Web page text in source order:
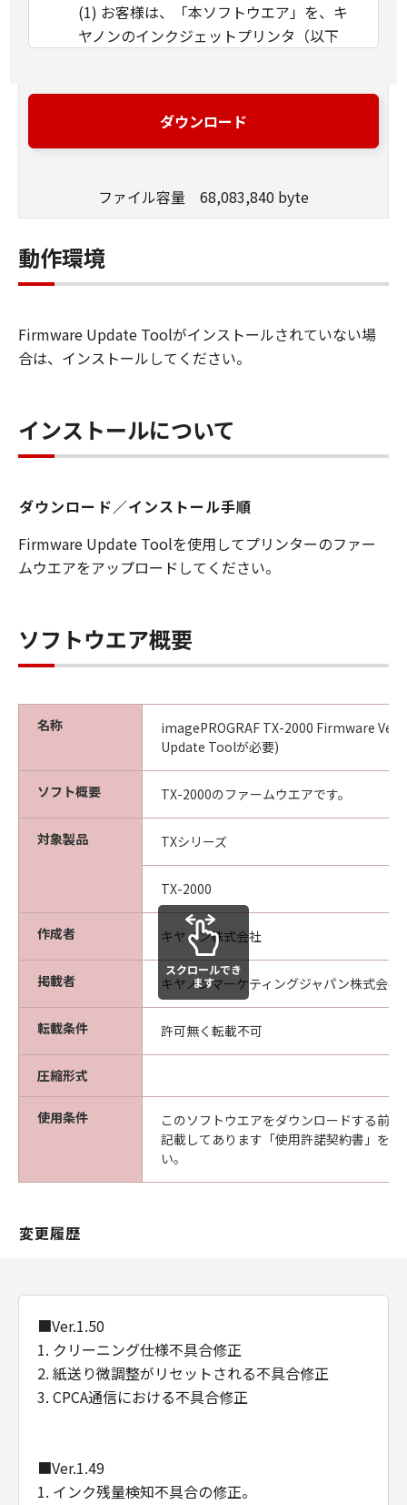
(1) お客様は、「本ソフトウエア」を、キ
ヤノンのインクジェットプリンタ（以下
とは、「許諾ソフトウエア」をコンピュー
タの記憶媒体上にインストールすること、
と、アクセスすること、読み出すこと、も
しくは実行することのいずれも含むものと
します）することができます。お客様はま
た、お客様が「プリンタ」を使用すること
に、本契約の条件の下で、「許諾ソフトウ
エア」を使用させることができます。その
べての責任を負っていただくものとしま
す。 (2) お客様は、再使用許諾、譲渡、頒
「本ソフトウエア」を使用もしくは利用さ
せることはできません。
(3) お客様は、「本ソフトウエア」の全部
または一部を修正、改変、リバース・エン
ンブル等することはできません。また第三
者にこのような行為をさせてはなりませ
ん。
(4) 本契約に明示的に定める場合を除き、
キヤノンは「本ソフトウエア」に関する知
的財産権のいかなる権利もお客様に付与す
るものではありません。
所有権
権限及び所有権は、その内容によりキヤノ
「許諾ソフトウエア」が、CD-ROM等の記
憶媒体に格納されて提供されている場合、
キヤノンは、お客様が「許諾ソフトウエ
ア」を購入した日から90日の間、「許諾ソ
フトウエア」が格納されている記憶媒体
（以下「メディア」と言います）に物理的
な欠陥がないことを保証します。当該保証
期間中に「メディア」に物理的な欠陥が発
見された場合には、キヤノンは、「メディ
ア」を交換いたします。
状態で使用許諾されます。キヤノン、キヤノン
特定の目的への適合性の保証を含め、いかなる
保証も、明示たると黙示たるとを問わず一切し
ないものとします。
(2) キヤノン、キヤノンの関連会社、それらの販
売代理店及び販売店は、「許諾ソフトウエア」
の使用または使用不能から生ずるいかなる損害
て、一切の責任を負わないものとします。例
え、キヤノン、キヤノンの関連会社、それらの
ダウンロード
ファイル容量 68,083,840 byte
動作環境
Firmware Update Toolがインストールされていない場
合は、インストールしてください。
インストールについて
ダウンロード／インストール手順
Firmware Update Toolを使用してプリンターのファー
ムウエアをアップロードしてください。
ソフトウエア概要
名称
imagePROGRAF TX-2000 Firmware
Update Toolが必要)
ソフト概要 TX-2000のファームウエアです。
対象製品 TXシリーズ
TX-2000
作成者 キヤノン株式会社
掲載者 キヤノンマーケティングジャパン株式会社
転載条件 許可無く転載不可
圧縮形式
使用条件
このソフトウエアをダウンロードする前
記載してあります「使用許諾契約書」を
い。
スクロールでき
ます
変更履歴
■Ver.1.50
1. クリーニング仕様不具合修正
2. 紙送り微調整がリセットされる不具合修正
3. CPCA通信における不具合修正
■Ver.1.49
1. インク残量検知不具合の修正。